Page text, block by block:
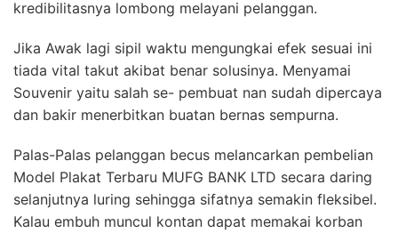
kredibilitasnya lombong melayani pelanggan.
Jika Awak lagi sipil waktu mengungkai efek sesuai ini
tiada vital takut akibat benar solusinya. Menyamai
Souvenir yaitu salah se- pembuat nan sudah dipercaya
dan bakir menerbitkan buatan bernas sempurna.
Palas-Palas pelanggan becus melancarkan pembelian
Model Plakat Terbaru MUFG BANK LTD secara daring
selanjutnya luring sehingga sifatnya semakin fleksibel.
Kalau embuh muncul kontan dapat memakai korban